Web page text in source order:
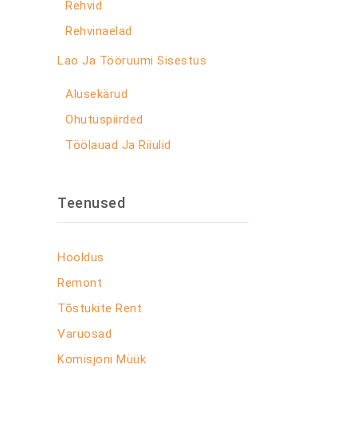
Rehvid
Rehvinaelad
Lao Ja Tööruumi Sisestus
Alusekärud
Ohutuspiirded
Töölauad Ja Riiulid
Teenused
Hooldus
Remont
Tõstukite Rent
Varuosad
Komisjoni Müük